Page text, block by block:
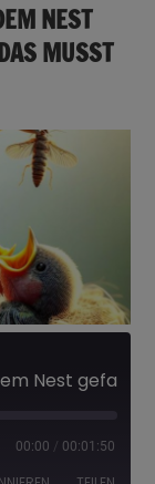
NEST
MUSST
00:00 / 00:01:50